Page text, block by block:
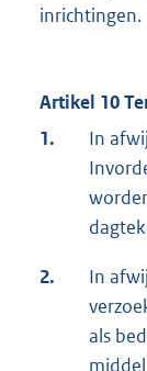
inrichtingen.
Artikel 10
1.
In
2.
In
als